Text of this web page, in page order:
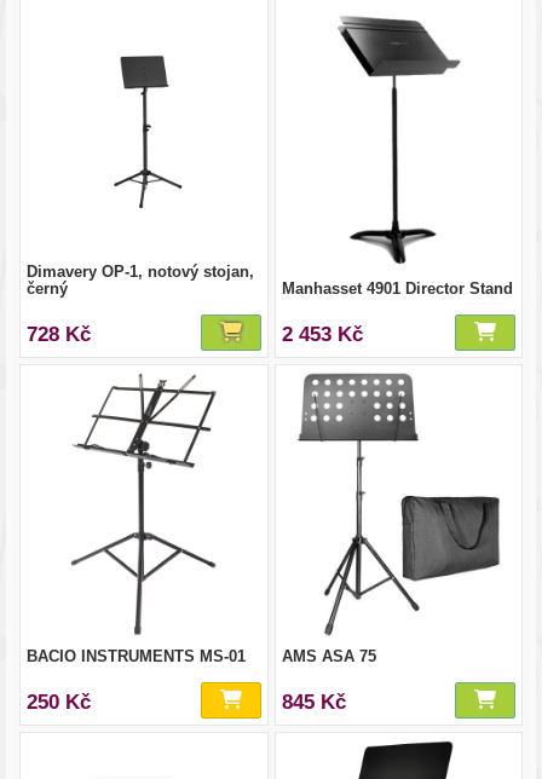
Dimavery OP-1, notový stojan,
černý
728 Kč
Manhasset 4901 Director Stand
2 453 Kč
BACIO INSTRUMENTS MS-01
250 Kč
AMS ASA 75
845 Kč